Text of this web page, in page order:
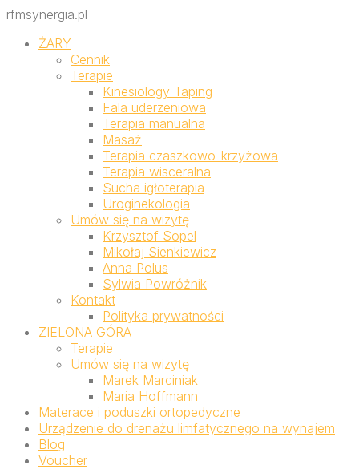
rfmsynergia.pl
ŻARY
Cennik
Terapie
Kinesiology Taping
Fala uderzeniowa
Terapia manualna
Masaż
Terapia czaszkowo-krzyżowa
Terapia wisceralna
Sucha igłoterapia
Uroginekologia
Umów się na wizytę
Krzysztof Sopel
Mikołaj Sienkiewicz
Anna Polus
Sylwia Powróżnik
Kontakt
Polityka prywatności
ZIELONA GÓRA
Terapie
Umów się na wizytę
Marek Marciniak
Maria Hoffmann
Materace i poduszki ortopedyczne
Urządzenie do drenażu limfatycznego na wynajem
Blog
Voucher